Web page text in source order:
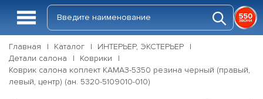
Главная Каталог
ИНТЕРЬЕР, ЭКСТЕРЬЕР
Детали салона
Коврики
Коврик салона коплект КАМАЗ-5350 резина черный (правый,
левый, центр) (ан. 5320-5109010-010)